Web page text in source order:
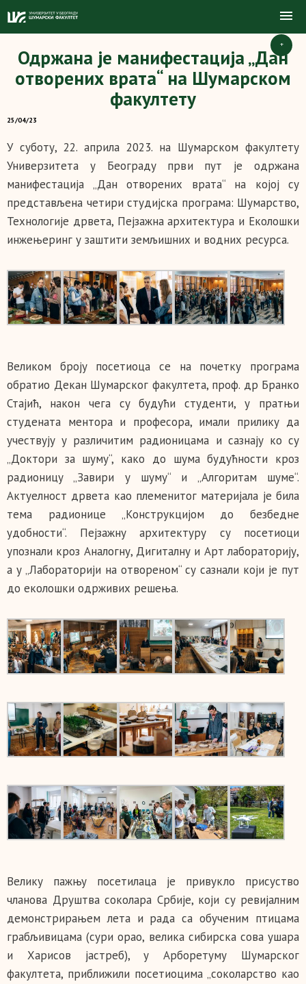
+
Одржана је манифестација „Дан
отворених врата“ на Шумарском
факултету
25/04/23
У суботу, 22. априла 2023. на Шумарском факултету
Универзитета у Београду први пут је одржана
манифестација „Дан отворених врата“ на којој су
представљена четири студијска програма: Шумарство,
Технологије дрвета, Пејзажна архитектура и Еколошки
инжењеринг у заштити земљишних и водних ресурса.
Великом броју посетиоца се на почетку програма
обратио Декан Шумарског факултета, проф. др Бранко
Стајић, након чега су будући студенти, у пратњи
студената ментора и професора, имали прилику да
учествују у различитим радионицама и сазнају ко су
„Доктори за шуму“, како до шума будућности кроз
радионицу „Завири у шуму“ и „Алгоритам шуме“.
Актуелност дрвета као племенитог материјала је била
тема радионице „Конструкцијом до безбедне
удобности“. Пејзажну архитектуру су посетиоци
упознали кроз Аналогну, Дигиталну и Арт лабораторију,
а у „Лабораторији на отвореном“ су сазнали који је пут
до еколошки одрживих решења.
Велику пажњу посетилаца је привукло присуство
чланова Друштва соколара Србије, који су ревијалним
демонстрирањем лета и рада са обученим птицама
грабљивицама (сури орао, велика сибирска сова ушара
и Харисов јастреб), у Арборетуму Шумарског
факултета, приближили посетиоцима „соколарство као